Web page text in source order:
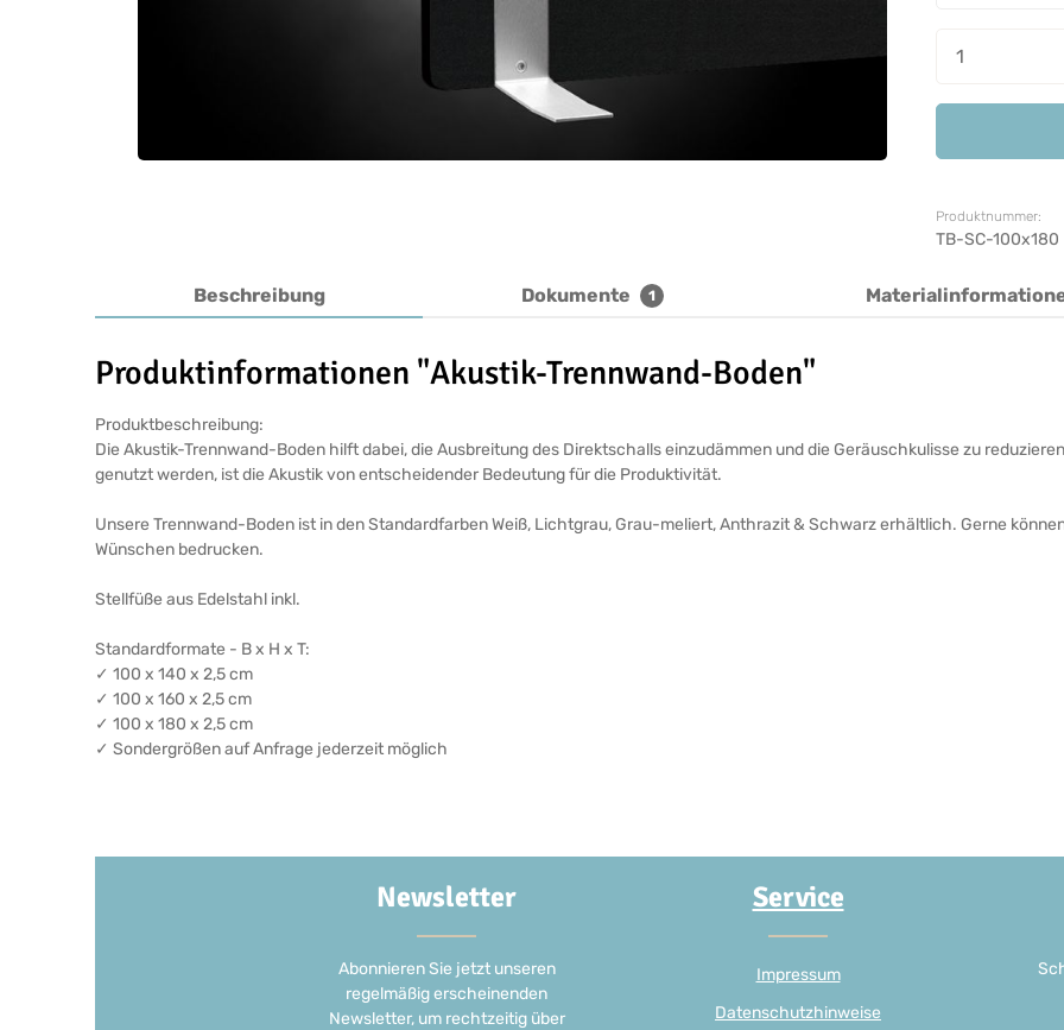
Produkt
Produktnummer:
TB-SC-100x180
Beschreibung Dokumente 1
Produktinformationen "Akustik-Trennwand-Boden"
Produktbeschreibung:
Die Akustik-Trennwand-Boden hilft dabei, die Ausbreitung des Direktschalls einzudämmen und die Geräuschkulisse zu
genutzt werden, ist die Akustik von entscheidender Bedeutung für die Produktivität.
Unsere Trennwand-Boden ist in den Standardfarben Weiß, Lichtgrau, Grau-meliert, Anthrazit & Schwarz erhältlich. Gerne
Wünschen bedrucken.
Stellfüße aus Edelstahl inkl.
Standardformate - B x H x T:
✓ 100 x 140 x 2,5 cm
✓ 100 x 160 x 2,5 cm
✓ 100 x 180 x 2,5 cm
✓ Sondergrößen auf Anfrage jederzeit möglich
Newsletter
Abonnieren Sie jetzt unseren
regelmäßig erscheinenden
Newsletter, um rechtzeitig über
Service
Impressum
Datenschutzhinweise